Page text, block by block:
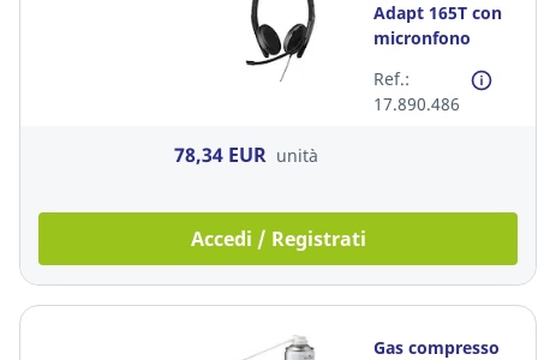
Adapt 165T con
micronfono
Ref.:
17.890.486
78,34 EUR unità
Accedi / Registrati
Gas compresso